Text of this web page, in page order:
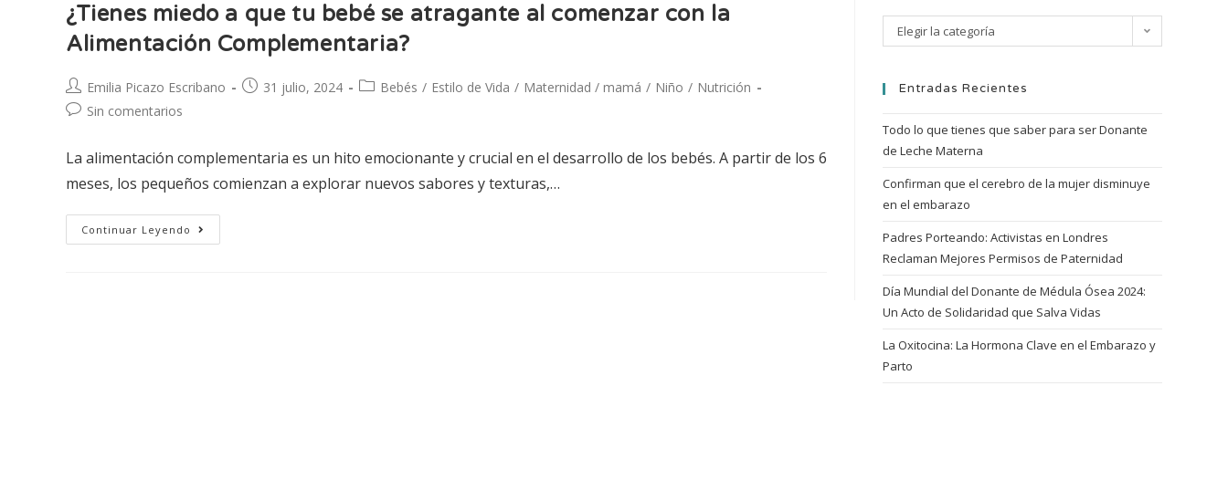
¿Tienes miedo a que tu bebé se atragante al comenzar con la
Alimentación Complementaria?
Emilia Picazo Escribano 31 julio, 2024 Bebés / Estilo de Vida / Maternidad / mamá / Niño / Nutrición
Sin comentarios
La alimentación complementaria es un hito emocionante y crucial en el desarrollo de los bebés. A partir de los 6
meses, los pequeños comienzan a explorar nuevos sabores y texturas,…
Continuar Leyendo
Elegir la categoría
Entradas Recientes
Todo lo que tienes que saber para ser Donante
de Leche Materna
Confirman que el cerebro de la mujer disminuye
en el embarazo
Padres Porteando: Activistas en Londres
Reclaman Mejores Permisos de Paternidad
Día Mundial del Donante de Médula Ósea 2024:
Un Acto de Solidaridad que Salva Vidas
La Oxitocina: La Hormona Clave en el Embarazo y
Parto